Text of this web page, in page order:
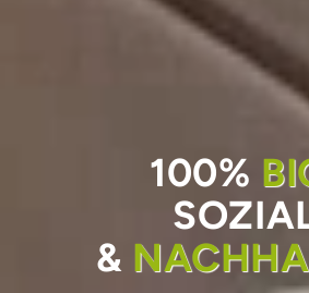
100%
&